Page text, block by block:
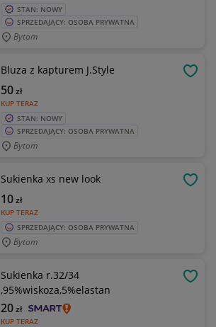
STAN: NOWY
SPRZEDAJĄCY: OSOBA PRYWATNA
Bytom
Bluza z kapturem J.Style
KUP TERAZ
50zł
STAN: NOWY
SPRZEDAJĄCY: OSOBA PRYWATNA
Bytom
Sukienka xs new look
KUP TERAZ
10zł
SPRZEDAJĄCY: OSOBA PRYWATNA
Bytom
Sukienka r.32/34
,95%wiskoza,5%elastan
KUP TERAZ
20zł